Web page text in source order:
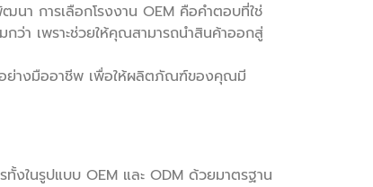
นา การเลือกโรงงาน OEM คือคำตอบที่ใช่
กว่า เพราะช่วยให้คุณสามารถนำสินค้าออกสู่
ด้อย่างมืออาชีพ เพื่อให้ผลิตภัณฑ์ของคุณมี
ทั้งในรูปแบบ OEM และ ODM ด้วยมาตรฐาน